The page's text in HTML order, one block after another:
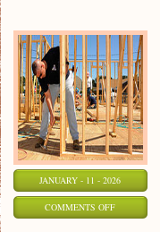
JANUARY - 11 - 2026
COMMENTS OFFON